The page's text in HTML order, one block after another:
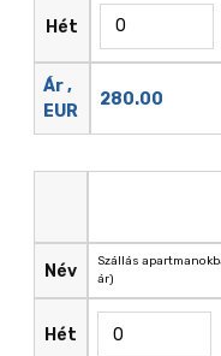
Hét
Ár ,
EUR
280.00
Név
Hét
Szállás
ár)